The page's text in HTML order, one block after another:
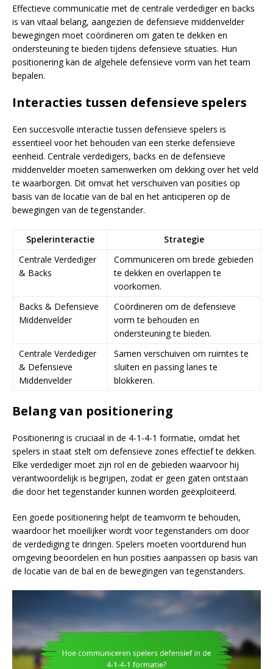
Effectieve communicatie met de centrale verdediger en backs
is van vitaal belang, aangezien de defensieve middenvelder
bewegingen moet coördineren om gaten te dekken en
ondersteuning te bieden tijdens defensieve situaties. Hun
positionering kan de algehele defensieve vorm van het team
bepalen.
Interacties tussen defensieve spelers
Een succesvolle interactie tussen defensieve spelers is
essentieel voor het behouden van een sterke defensieve
eenheid. Centrale verdedigers, backs en de defensieve
middenvelder moeten samenwerken om dekking over het veld
te waarborgen. Dit omvat het verschuiven van posities op
basis van de locatie van de bal en het anticiperen op de
bewegingen van de tegenstander.
Spelerinteractie
Strategie
Centrale Verdediger
& Backs
Communiceren om brede gebieden
te dekken en overlappen te
voorkomen.
Backs & Defensieve
Middenvelder
Coördineren om de defensieve
vorm te behouden en
ondersteuning te bieden.
Centrale Verdediger
& Defensieve
Middenvelder
Samen verschuiven om ruimtes te
sluiten en passing lanes te
blokkeren.
Belang van positionering
Positionering is cruciaal in de 4-1-4-1 formatie, omdat het
spelers in staat stelt om defensieve zones effectief te dekken.
Elke verdediger moet zijn rol en de gebieden waarvoor hij
verantwoordelijk is begrijpen, zodat er geen gaten ontstaan
die door het tegenstander kunnen worden geëxploiteerd.
Een goede positionering helpt de teamvorm te behouden,
waardoor het moeilijker wordt voor tegenstanders om door
de verdediging te dringen. Spelers moeten voortdurend hun
omgeving beoordelen en hun posities aanpassen op basis van
de locatie van de bal en de bewegingen van tegenstanders.